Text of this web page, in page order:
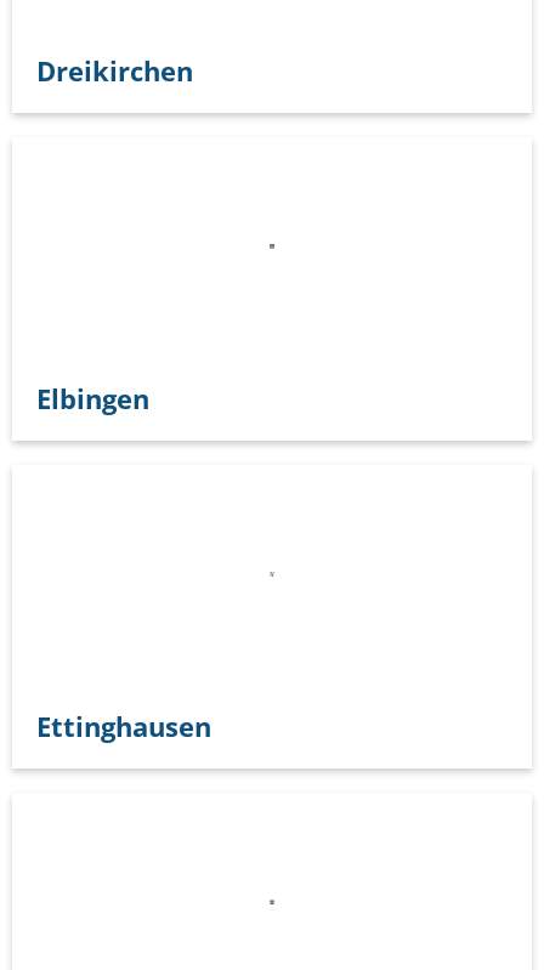
Dreikirchen
Elbingen
Ettinghausen